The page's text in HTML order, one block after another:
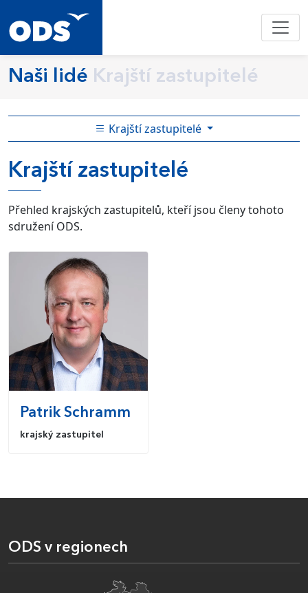
Naši lidé Krajští zastupitelé
Krajští zastupitelé
Krajští zastupitelé
Přehled krajských zastupitelů, kteří jsou členy tohoto
sdružení ODS.
Patrik Schramm
krajský zastupitel
ODS v regionech